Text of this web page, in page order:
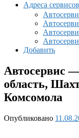
Адреса сервисов
Добавить
Автосервис
область,
Комсомола
Опубликовано